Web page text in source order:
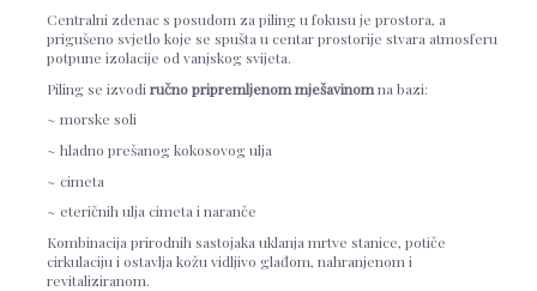
Centralni zdenac s posudom za piling u fokusu je prostora, a
prigušeno svjetlo koje se spušta u centar prostorije stvara atmosferu
potpune izolacije od vanjskog svijeta.
Piling se izvodi ručno pripremljenom mješavinomna bazi:
~ morske soli
~ hladno prešanog kokosovog ulja
~ cimeta
~ eteričnih ulja cimeta i naranče
Kombinacija prirodnih sastojaka uklanja mrtve stanice, potiče
cirkulaciju i ostavlja kožu vidljivo glađom, nahranjenom i
revitaliziranom.